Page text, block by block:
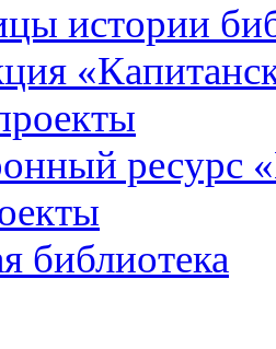
истории
ресурс
библиотека